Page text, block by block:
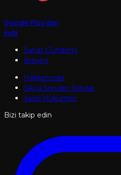
Google Play'den
İndir
Sanat Gündemi
İletişim
Hakkımızda
Sıkça Sorulan Sorular
Yasal Hükümler
Bizi takip edin